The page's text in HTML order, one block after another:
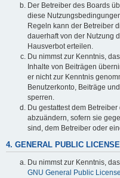
Der Betreiber des Boards
diese
Regeln kann der Betreiber
dauerhaft von der Nutzung
Hausverbot erteilen.
Du nimmst zur Kenntnis,
Inhalte von Beiträgen
er nicht zur Kenntnis
Benutzerkonto, Beiträge
sperren.
Du gestattest dem
abzuändern, sofern sie
sind, dem Betreiber oder
4. GENERAL PUBLIC LICENSE
Du nimmst zur Kenntnis,
GNU General Public